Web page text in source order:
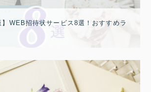
】WEB招待状サービス8選！おすすめラ